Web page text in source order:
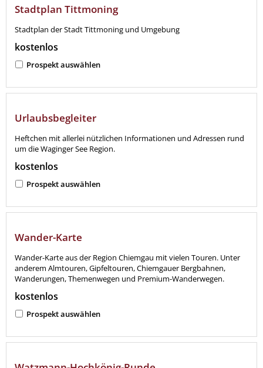
Stadtplan Tittmoning
Stadtplan der Stadt Tittmoning und Umgebung
kostenlos
Prospekt auswählen
Urlaubsbegleiter
Heftchen mit allerlei nützlichen Informationen und Adressen rund
um die Waginger See Region.
kostenlos
Prospekt auswählen
Wander-Karte
Wander-Karte aus der Region Chiemgau mit vielen Touren. Unter
anderem Almtouren, Gipfeltouren, Chiemgauer Bergbahnen,
Wanderungen, Themenwegen und Premium-Wanderwegen.
kostenlos
Prospekt auswählen